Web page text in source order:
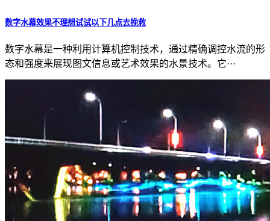
数字水幕效果不理想试试以下几点去挽救
数字水幕是一种利用计算机控制技术，通过精确调控水流的形
态和强度来展现图文信息或艺术效果的水景技术。它···